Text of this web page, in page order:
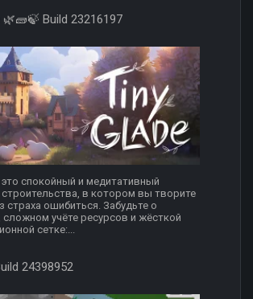
🌿🧱🍃 Build 23216197
это спокойный и медитативный
в котором вы творите
страха ошибиться. Забудьте о
сложном учёте ресурсов и жёсткой
сетке:...
24398952